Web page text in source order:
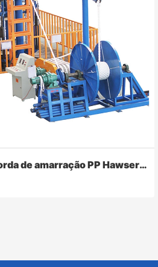
Máquina para fazer corda de amarração PP Hawser de 8 fios